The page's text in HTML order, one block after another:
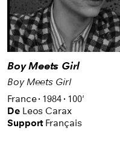
Boy Meets Girl
Boy Meets Girl
France 1984 100'
De Leos Carax
Support Français